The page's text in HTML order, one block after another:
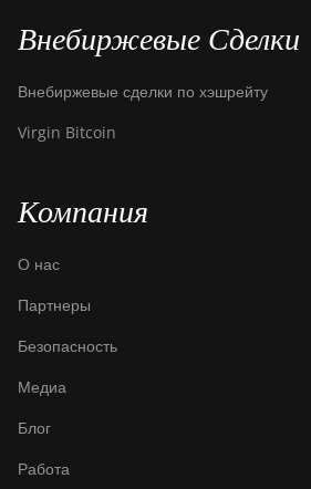
Внебиржевые Сделки
Внебиржевые сделки по хэшрейту
Virgin Bitcoin
Компания
О нас
Партнеры
Безопасность
Медиа
Блог
Работа